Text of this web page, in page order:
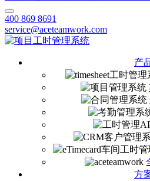
400 869 8691
service@aceteamwork.com
产
方